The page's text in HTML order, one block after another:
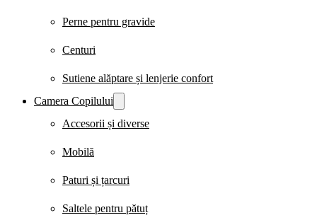
Perne pentru gravide
Centuri
Sutiene alăptare și lenjerie confort
Camera Copilului
Accesorii și diverse
Mobilă
Paturi și țarcuri
Saltele pentru pătuț